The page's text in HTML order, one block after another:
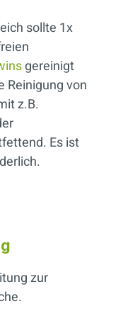
sollte 1x
gereinigt
Reinigung von
z.B.
Es ist
zur